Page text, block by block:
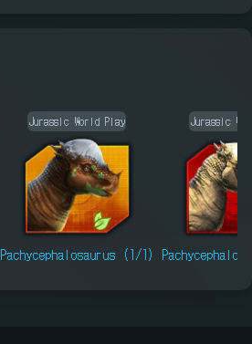
Jurassic World Play
Pachycephalosaurus (1/1)
Jurassic